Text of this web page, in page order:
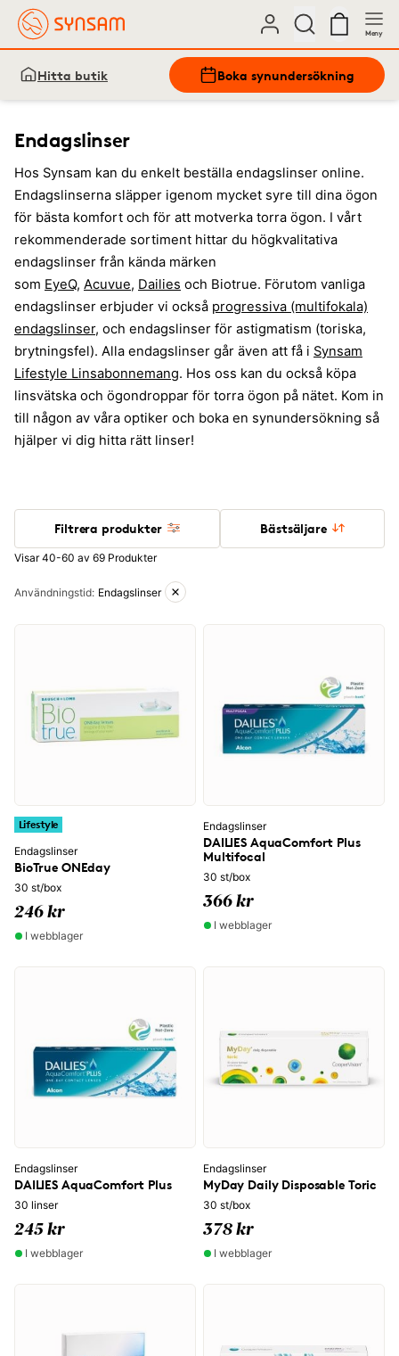
Meny
Hitta butik Boka synundersökning
Endagslinser
Hos Synsam kan du enkelt beställa endagslinser online.
Endagslinserna släpper igenom mycket syre till dina ögon
för bästa komfort och för att motverka torra ögon. I vårt
rekommenderade sortiment hittar du högkvalitativa
endagslinser från kända märken
som EyeQ, Acuvue, Dailies och Biotrue. Förutom vanliga
endagslinser erbjuder vi också progressiva (multifokala)
endagslinser, och endagslinser för astigmatism (toriska,
brytningsfel). Alla endagslinser går även att få i Synsam
Lifestyle Linsabonnemang. Hos oss kan du också köpa
linsvätska och ögondroppar för torra ögon på nätet. Kom in
till någon av våra optiker och boka en synundersökning så
hjälper vi dig hitta rätt linser!
Filtrera produkter Bästsäljare
Visar 40-60 av 69 Produkter
Aktiva filter
Användningstid: Endagslinser
Lifestyle
Endagslinser
BioTrue ONEday
30 st/box
246 kr
I webblager
Endagslinser
DAILIES AquaComfort Plus
Multifocal
30 st/box
366 kr
I webblager
Endagslinser
DAILIES AquaComfort Plus
30 linser
245 kr
I webblager
Endagslinser
MyDay Daily Disposable Toric
30 st/box
378 kr
I webblager